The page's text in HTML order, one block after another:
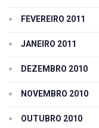
FEVEREIRO 2011
JANEIRO 2011
DEZEMBRO 2010
NOVEMBRO 2010
OUTUBRO 2010